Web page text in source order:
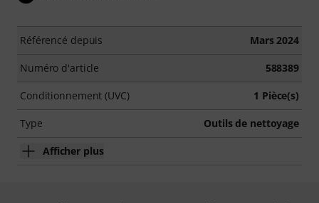
Référencé depuis Mars 2024
Numéro d'article 588389
Conditionnement (UVC) 1 Pièce(s)
Type Outils de nettoyage
Afficher plus